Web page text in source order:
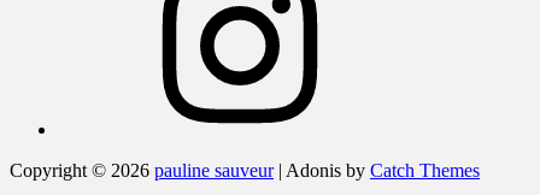
Copyright © 2026 pauline sauveur | Adonis by Catch Themes